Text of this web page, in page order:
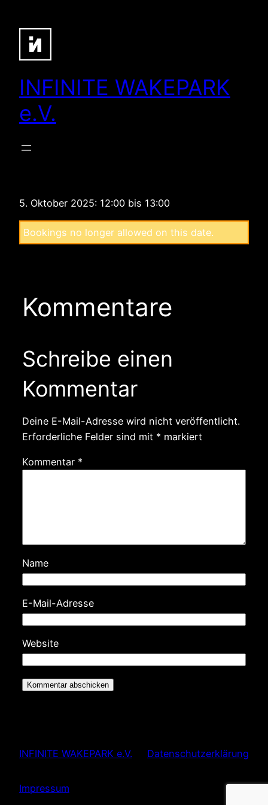
Inhalt
springen
INFINITE WAKEPARK
e.V.
5. Oktober 2025: 12:00 bis 13:00
Bookings no longer allowed on this date.
Kommentare
Schreibe einen
Kommentar
Deine E-Mail-Adresse wird nicht veröffentlicht.
Erforderliche Felder sind mit * markiert
Kommentar *
Name
E-Mail-Adresse
Website
INFINITE WAKEPARK e.V. Datenschutzerklärung
Impressum